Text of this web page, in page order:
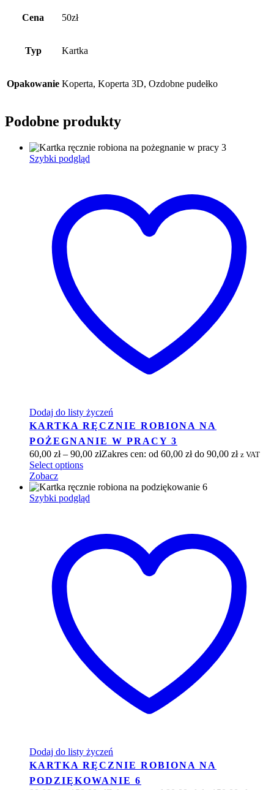
Cena 50zł
Typ Kartka
Opakowanie Koperta, Koperta 3D, Ozdobne pudełko
Podobne produkty
Szybki podgląd
Dodaj do listy życzeń
KARTKA RĘCZNIE ROBIONA NA
POŻEGNANIE W PRACY 3
60,00 zł – 90,00 złZakres cen: od 60,00 zł do 90,00 zł z VAT
Select options
Zobacz
Szybki podgląd
Dodaj do listy życzeń
KARTKA RĘCZNIE ROBIONA NA
PODZIĘKOWANIE 6